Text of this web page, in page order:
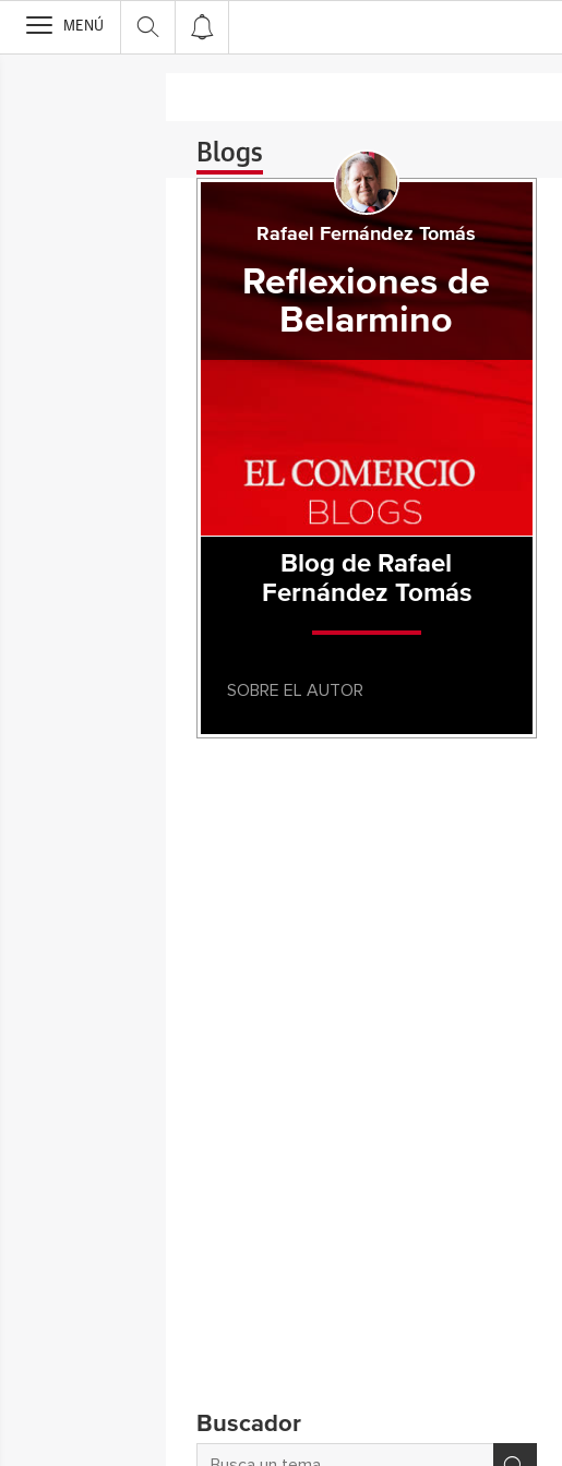
>
MENÚ
Blogs
Rafael Fernández Tomás
Reflexiones de
Belarmino
Blog de Rafael
Fernández Tomás
SOBRE EL AUTOR
Buscador